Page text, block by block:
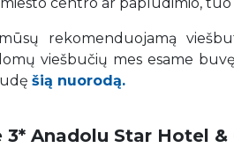
centro ar paplūdimio, tuo
rekomenduojamą
viešbučių mes esame
šią nuorodą.
3* Anadolu Star Hotel